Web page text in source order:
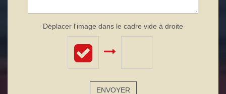
Déplacer l'image dans le cadre vide à droite
ENVOYER